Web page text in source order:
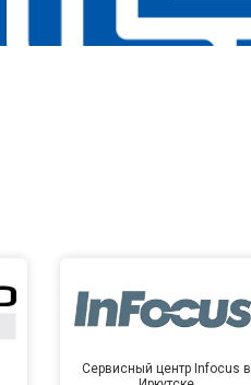
Сервисный центр Infocus в